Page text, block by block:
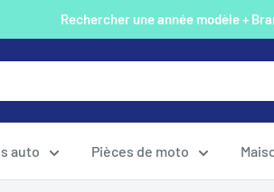
Rechercher une année modèle +
auto Pièces de moto